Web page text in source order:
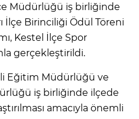
Müdürlüğü iş birliğinde
İlçe Birinciliği Ödül Töreni
Kestel İlçe Spor
gerçekleştirildi.
Eğitim Müdürlüğü ve
iş birliğinde ilçede
amacıyla önemli